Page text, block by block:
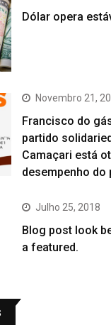
Dólar opera
Novembro 21,
Francisco do
partido
Camaçari está
desempenho do
Julho 25, 2018
Blog post look
a featured.